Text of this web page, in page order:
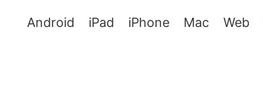
Android iPad iPhone Mac Web